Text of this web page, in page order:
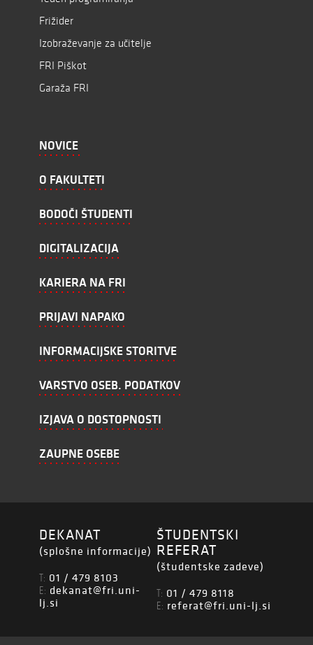
Frižider
Izobraževanje za učitelje
FRI Piškot
Garaža FRI
NOVICE
O FAKULTETI
BODOČI ŠTUDENTI
DIGITALIZACIJA
KARIERA NA FRI
PRIJAVI NAPAKO
INFORMACIJSKE STORITVE
VARSTVO OSEB. PODATKOV
IZJAVA O DOSTOPNOSTI
ZAUPNE OSEBE
DEKANAT
(splošne informacije)
T: 01 / 479 8103
E: dekanat@fri.uni-
lj.si
ŠTUDENTSKI
REFERAT
(študentske zadeve)
T: 01 / 479 8118
E: referat@fri.uni-lj.si